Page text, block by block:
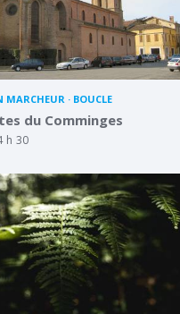
MARCHEUR BOUCLE
du Comminges
h 30